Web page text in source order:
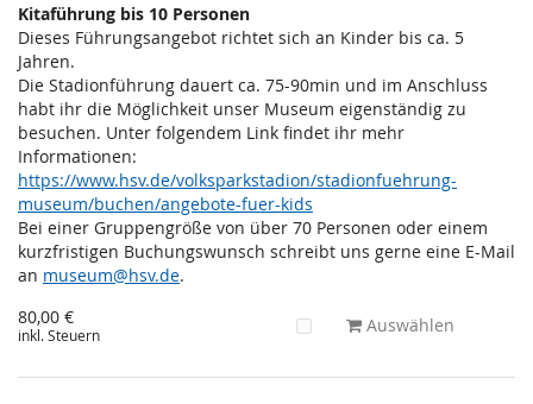
Kitaführung bis 10 Personen
Dieses Führungsangebot richtet sich an Kinder bis ca. 5
Jahren.
Die Stadionführung dauert ca. 75-90min und im Anschluss
habt ihr die Möglichkeit unser Museum eigenständig zu
besuchen. Unter folgendem Link findet ihr mehr
Informationen:
https://www.hsv.de/volksparkstadion/stadionfuehrung-
museum/buchen/angebote-fuer-kids
Bei einer Gruppengröße von über 70 Personen oder einem
kurzfristigen Buchungswunsch schreibt uns gerne eine E-Mail
an museum@hsv.de.
80,00 €
inkl. Steuern Auswählen